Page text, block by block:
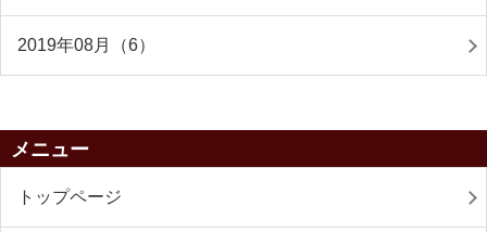
2019年08月（6）
メニュー
トップページ